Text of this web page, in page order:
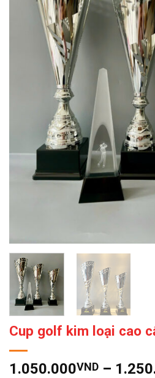
Cup golf kim loại cao
1.050.000VND –